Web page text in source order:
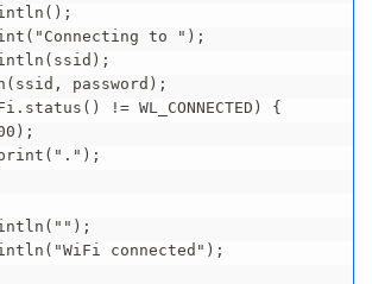
to ");
password);
!= WL_CONNECTED) {
connected");